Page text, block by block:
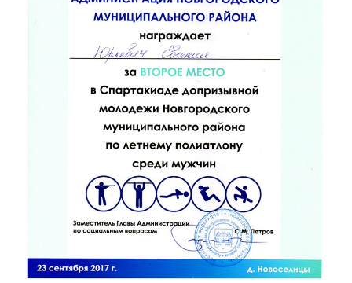
Информация для детей-сирот
Памятные даты военной истории
Пожарная безопасность
Программа воспитания
Противодействие терроризму
Профилактическая работа
Работа педагога-психолога
Студенческий совет
Студенческий спортивный клуб
МЕТОДИЧЕСКАЯ РАБОТА
В помощь педагогам и мастерам ПО